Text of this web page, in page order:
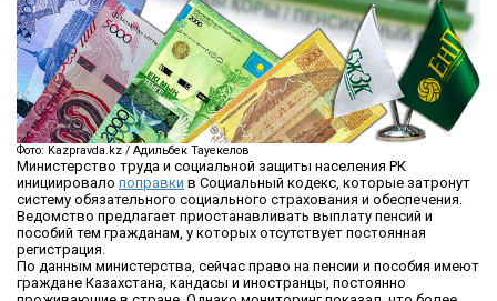
Фото: Kazpravda.kz / Адильбек Тауекелов
Министерство труда и социальной защиты населения РК
инициировало поправки в Социальный кодекс, которые затронут
систему обязательного социального страхования и обеспечения.
Ведомство предлагает приостанавливать выплату пенсий и
пособий тем гражданам, у которых отсутствует постоянная
регистрация.
По данным министерства, сейчас право на пенсии и пособия имеют
граждане Казахстана, кандасы и иностранцы, постоянно